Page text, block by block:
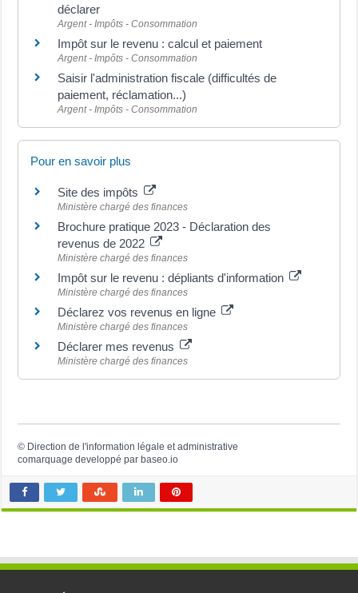
déclarer
Argent - Impôts - Consommation
Impôt sur le revenu : calcul et paiement
Argent - Impôts - Consommation
Saisir l'administration fiscale (difficultés de
paiement, réclamation...)
Argent - Impôts - Consommation
Pour en savoir plus
Site des impôts
Ministère chargé des finances
Brochure pratique 2023 - Déclaration des
revenus de 2022
Ministère chargé des finances
Impôt sur le revenu : dépliants d'information
Ministère chargé des finances
Déclarez vos revenus en ligne
Ministère chargé des finances
Déclarer mes revenus
Ministère chargé des finances
© Direction de l'information légale et administrative
comarquage developpé par baseo.io